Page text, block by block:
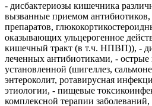
- дисбактериозы кишечника
вызванные приемом антибиотиков,
препаратов,
оказывающих ульцерогенное
кишечный тракт (в т.ч. НПВП)), -
леченных антибиотиками, -
установленной (шигеллез,
энтероколит, ротавирусная
этиологии, - пищевые
комплексной терапии